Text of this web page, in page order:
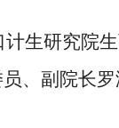
生研究院
、副院长罗